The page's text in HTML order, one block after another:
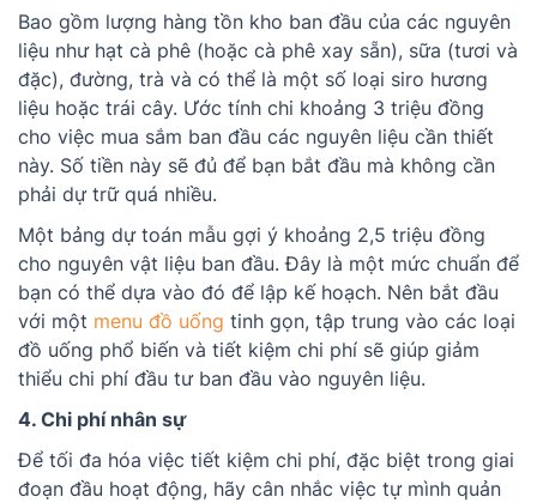
Bao gồm lượng hàng tồn kho ban đầu của các nguyên
liệu như hạt cà phê (hoặc cà phê xay sẵn), sữa (tươi và
đặc), đường, trà và có thể là một số loại siro hương
liệu hoặc trái cây. Ước tính chi khoảng 3 triệu đồng
cho việc mua sắm ban đầu các nguyên liệu cần thiết
này. Số tiền này sẽ đủ để bạn bắt đầu mà không cần
phải dự trữ quá nhiều.
Một bảng dự toán mẫu gợi ý khoảng 2,5 triệu đồng
cho nguyên vật liệu ban đầu. Đây là một mức chuẩn để
bạn có thể dựa vào đó để lập kế hoạch. Nên bắt đầu
với một menu đồ uống tinh gọn, tập trung vào các loại
đồ uống phổ biến và tiết kiệm chi phí sẽ giúp giảm
thiểu chi phí đầu tư ban đầu vào nguyên liệu.
4. Chi phí nhân sự
Để tối đa hóa việc tiết kiệm chi phí, đặc biệt trong giai
đoạn đầu hoạt động, hãy cân nhắc việc tự mình quản